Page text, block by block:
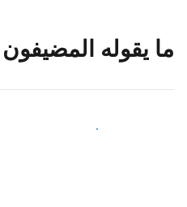
ما يقوله
انضم إلى مضيفين آخرين